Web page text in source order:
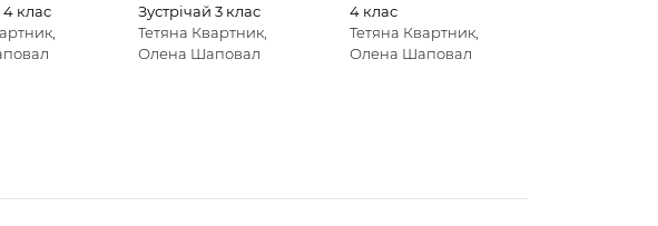
4 клас
Зустрічай 3 клас
Тетяна Квартник,
Олена Шаповал
4 клас
Тетяна Квартник,
Олена Шаповал